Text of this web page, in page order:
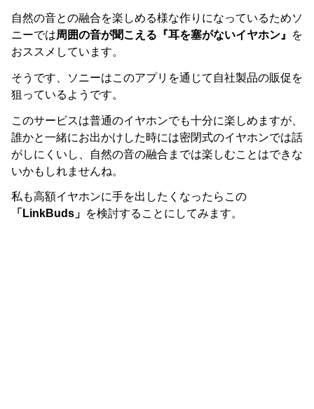
自然の音との融合を楽しめる様な作りになっているためソ
ニーでは周囲の音が聞こえる『耳を塞がないイヤホン』
を
おススメしています。
そうです、ソニーはこのアプリを通じて自社製品の販促を
狙っているようです。
このサービスは普通のイヤホンでも十分に楽しめますが、
誰かと一緒にお出かけした時には密閉式のイヤホンでは話
がしにくいし、自然の音の融合までは楽しむことはできな
いかもしれませんね。
私も高額イヤホンに手を出したくなったらこの
「LinkBuds」 を検討することにしてみます。